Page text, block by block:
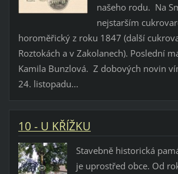
našeho rodu. Na
nejstarším
horoměřický z roku 1847 (další
Roztokách a v Zakolanech). Poslední
Kamila Bunzlová. Z dobových novin
24. listopadu...
10 - U KŘÍŽKU
Stavebně historická
je uprostřed obce. Od